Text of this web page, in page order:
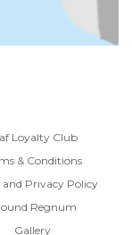
Loyalty Club
& Conditions
and Privacy Policy
Regnum
Gallery